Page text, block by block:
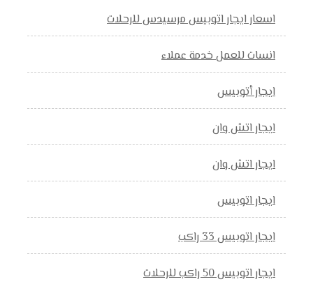
اسعار ايجار اتوبيس مرسيدس للرحلات
انسات للعمل خدمة عملاء
ايجار أتوبيس
ايجار اتش وان
ايجار اتش وان
ايجار اتوبيس
ايجار اتوبيس 33 راكب
ايجار اتوبيس 50 راكب للرحلات